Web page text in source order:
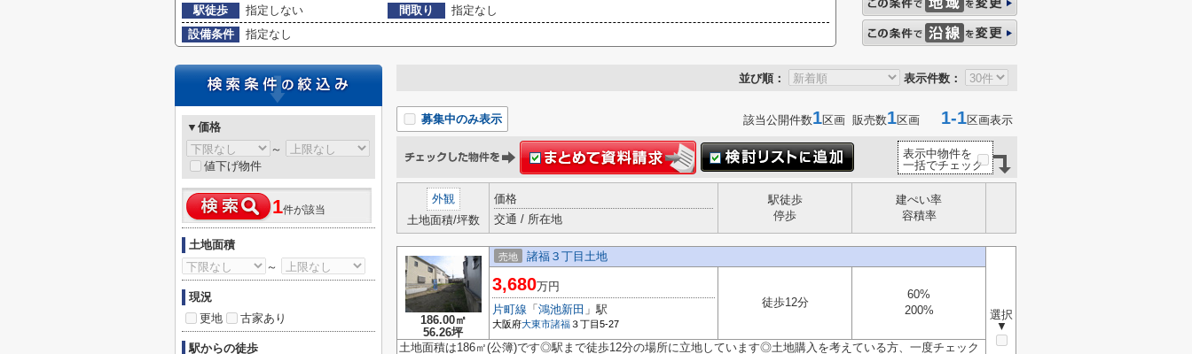
駅徒歩
指定しない 間取り
指定なし
設備条件
指定なし
並び順： 表示件数：
募集中のみ表示 該当公開件数1区画 販売数1区画 1-1区画表示
表示中物件を
一括でチェック
外観
土地面積/坪数
価格
交通 / 所在地
駅徒歩
停歩
建ぺい率
容積率
186.00㎡
56.26坪
売地 諸福３丁目土地
選択
▼
3,680万円
片町線 「 鴻池新田 」駅
大阪府大東市諸福３丁目5-27
徒歩12分
60%
200%
土地面積は186㎡(公簿)です◎駅まで徒歩12分の場所に立地しています◎土地購入を考えている方、一度チェック
▼価格
～
値下げ物件
1件が該当
土地面積
～
現況
更地
古家あり
駅からの徒歩